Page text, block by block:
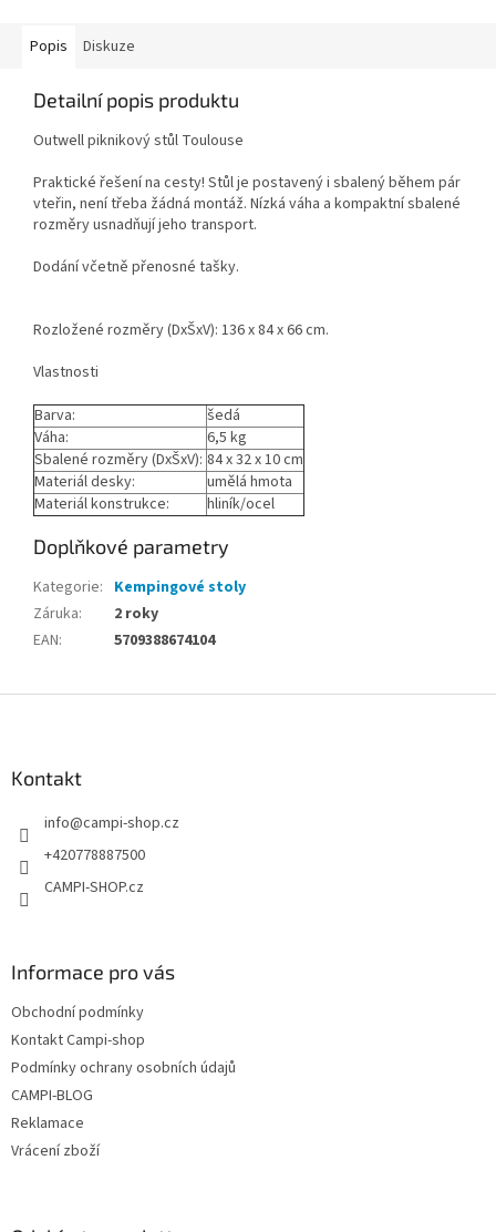
Popis Diskuze
Detailní popis produktu
Outwell piknikový stůl Toulouse
Praktické řešení na cesty! Stůl je postavený i sbalený během pár
vteřin, není třeba žádná montáž. Nízká váha a kompaktní sbalené
rozměry usnadňují jeho transport.
Dodání včetně přenosné tašky.
Rozložené rozměry (DxŠxV): 136 x 84 x 66 cm.
Vlastnosti
Barva:
šedá
Váha:
6,5 kg
Sbalené rozměry (DxŠxV): 84 x 32 x 10 cm
Materiál desky:
umělá hmota
Materiál konstrukce:
hliník/ocel
Doplňkové parametry
Kategorie: Kempingové stoly
Záruka:
2 roky
EAN: 5709388674104
Kontakt
info@campi-shop.cz
+420778887500
CAMPI-SHOP.cz
Informace pro vás
Obchodní podmínky
Kontakt Campi-shop
Podmínky ochrany osobních údajů
CAMPI-BLOG
Reklamace
Vrácení zboží